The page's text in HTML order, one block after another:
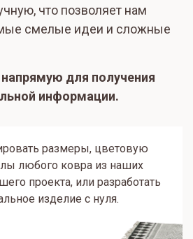
что позволяет нам
смелые идеи и сложные
для получения
информации.
размеры, цветовую
любого ковра из наших
проекта, или разработать
изделие с нуля.